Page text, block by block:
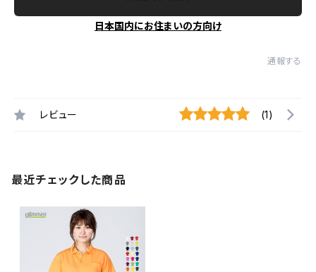
日本国内にお住まいの方向け
通報する
レビュー (1)
最近チェックした商品